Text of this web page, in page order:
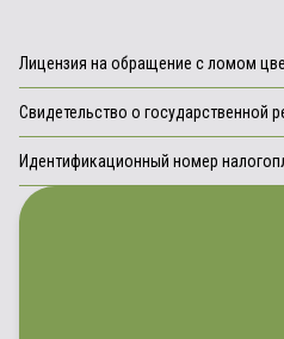
Лицензия на обращение с ломом
Свидетельство о государственной
Идентификационный номер